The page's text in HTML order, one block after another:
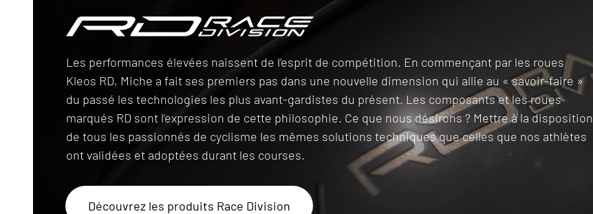
Les performances élevées naissent de l’esprit de compétition. En commençant par les roues
Kleos RD, Miche a fait ses premiers pas dans une nouvelle dimension qui allie au « savoir-faire »
du passé les technologies les plus avant-gardistes du présent. Les composants et les roues
marqués RD sont l’expression de cette philosophie. Ce que nous désirons ? Mettre à la disposition
de tous les passionnés de cyclisme les mêmes solutions techniques que celles que nos athlètes
ont validées et adoptées durant les courses.
Découvrez les produits Race Division